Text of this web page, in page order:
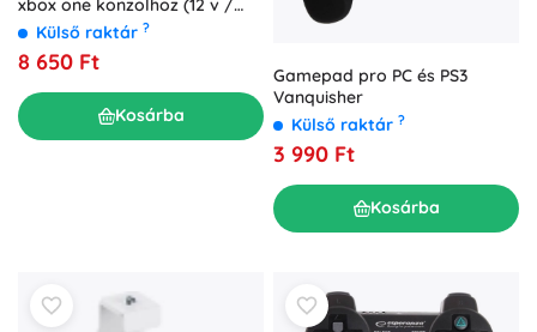
xbox one konzolhoz (12 v /
10,83 a, 5vsb / 1 a)
Külső raktár ?
8 650 Ft
Kosárba
Gamepad pro PC és PS3
Vanquisher
Külső raktár ?
3 990 Ft
Kosárba